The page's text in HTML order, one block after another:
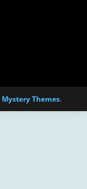
Mystery Themes.